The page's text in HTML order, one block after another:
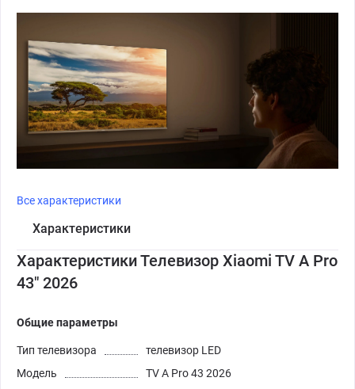
Все характеристики
Характеристики
Характеристики Телевизор Xiaomi TV A Pro
43" 2026
Общие параметры
Тип телевизора
телевизор LED
Модель
TV A Pro 43 2026